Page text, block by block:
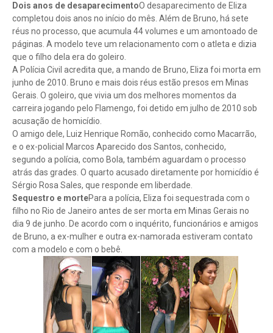
Dois anos de desaparecimentoO desaparecimento de Eliza
completou dois anos no início do mês. Além de Bruno, há sete
réus no processo, que acumula 44 volumes e um amontoado de
páginas. A modelo teve um relacionamento com o atleta e dizia
que o filho dela era do goleiro.
A Polícia Civil acredita que, a mando de Bruno, Eliza foi morta em
junho de 2010. Bruno e mais dois réus estão presos em Minas
Gerais. O goleiro, que vivia um dos melhores momentos da
carreira jogando pelo Flamengo, foi detido em julho de 2010 sob
acusação de homicídio.
O amigo dele, Luiz Henrique Romão, conhecido como Macarrão,
e o ex-policial Marcos Aparecido dos Santos, conhecido,
segundo a polícia, como Bola, também aguardam o processo
atrás das grades. O quarto acusado diretamente por homicídio é
Sérgio Rosa Sales, que responde em liberdade.
Sequestro e mortePara a polícia, Eliza foi sequestrada com o
filho no Rio de Janeiro antes de ser morta em Minas Gerais no
dia 9 de junho. De acordo com o inquérito, funcionários e amigos
de Bruno, a ex-mulher e outra ex-namorada estiveram contato
com a modelo e com o bebê.